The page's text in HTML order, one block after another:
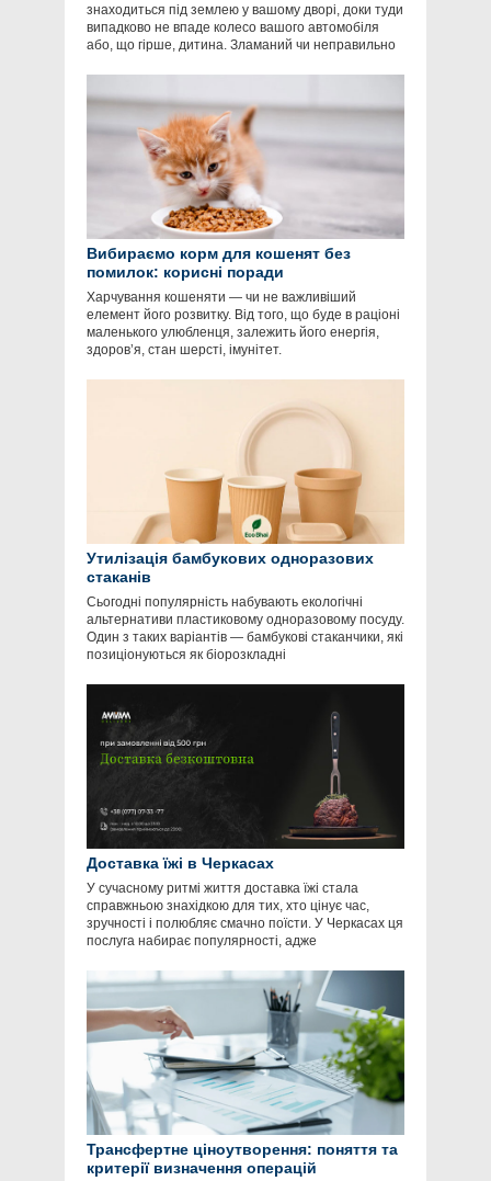
знаходиться під землею у вашому дворі, доки туди
випадково не впаде колесо вашого автомобіля
або, що гірше, дитина. Зламаний чи неправильно
Вибираємо корм для кошенят без
помилок: корисні поради
Харчування кошеняти — чи не важливіший
елемент його розвитку. Від того, що буде в раціоні
маленького улюбленця, залежить його енергія,
здоров’я, стан шерсті, імунітет.
Утилізація бамбукових одноразових
стаканів
Сьогодні популярність набувають екологічні
альтернативи пластиковому одноразовому посуду.
Один з таких варіантів — бамбукові стаканчики, які
позиціонуються як біорозкладні
Доставка їжі в Черкасах
У сучасному ритмі життя доставка їжі стала
справжньою знахідкою для тих, хто цінує час,
зручності і полюбляє смачно поїсти. У Черкасах ця
послуга набирає популярності, адже
Трансфертне ціноутворення: поняття та
критерії визначення операцій